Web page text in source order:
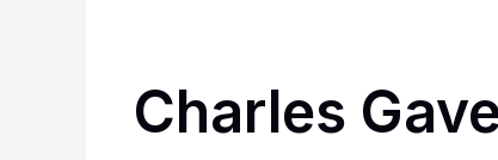
Charles